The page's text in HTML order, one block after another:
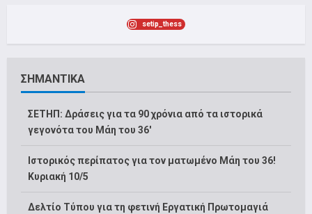
setip_thess
ΣΗΜΑΝΤΙΚΑ
ΣΕΤΗΠ: Δράσεις για τα 90 χρόνια από τα ιστορικά
γεγονότα του Μάη του 36′
Ιστορικός περίπατος για τον ματωμένο Μάη του 36!
Κυριακή 10/5
Δελτίο Τύπου για τη φετινή Εργατική Πρωτομαγιά